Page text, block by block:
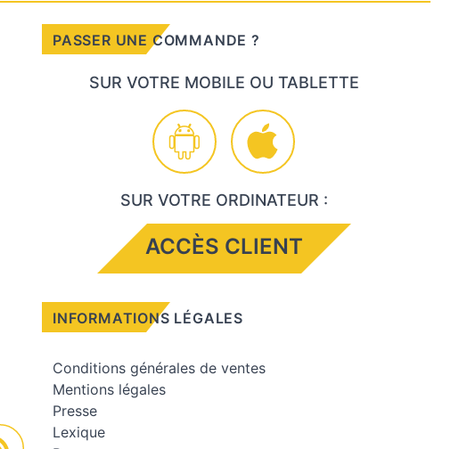
PASSER UNE COMMANDE ?
SUR VOTRE MOBILE OU TABLETTE
SUR VOTRE ORDINATEUR :
ACCÈS CLIENT
INFORMATIONS LÉGALES
Conditions générales de ventes
Mentions légales
Presse
Lexique